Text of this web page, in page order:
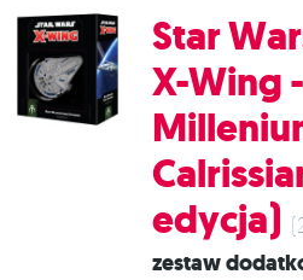
Slave I (druga
potrzebne, aby
Star
X-Wing
edycja)
Zestaw